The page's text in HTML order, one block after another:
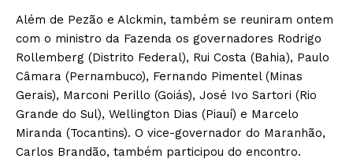
Além de Pezão e Alckmin, também se reuniram ontem
com o ministro da Fazenda os governadores Rodrigo
Rollemberg (Distrito Federal), Rui Costa (Bahia), Paulo
Câmara (Pernambuco), Fernando Pimentel (Minas
Gerais), Marconi Perillo (Goiás), José Ivo Sartori (Rio
Grande do Sul), Wellington Dias (Piauí) e Marcelo
Miranda (Tocantins). O vice-governador do Maranhão,
Carlos Brandão, também participou do encontro.